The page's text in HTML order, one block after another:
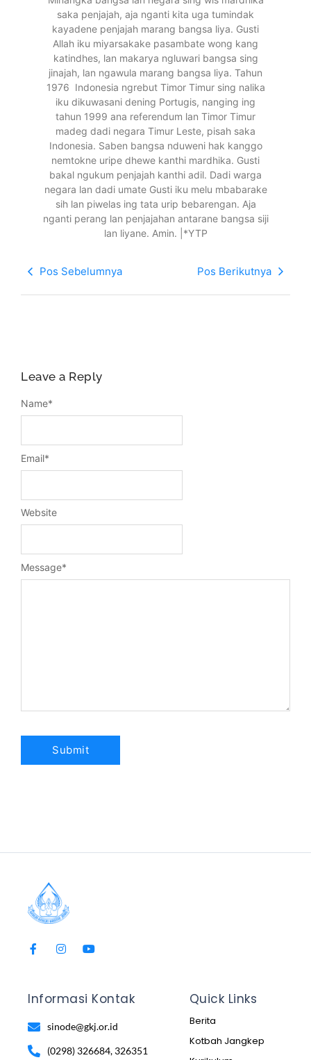
saka penjajah, aja nganti kita uga tumindak
kayadene penjajah marang bangsa liya. Gusti
Allah iku miyarsakake pasambate wong kang
katindhes, lan makarya ngluwari bangsa sing
jinajah, lan ngawula marang bangsa liya. Tahun
1976 Indonesia ngrebut Timor Timur sing nalika
iku dikuwasani dening Portugis, nanging ing
tahun 1999 ana referendum lan Timor Timur
madeg dadi negara Timur Leste, pisah saka
Indonesia. Saben bangsa nduweni hak kanggo
nemtokne uripe dhewe kanthi mardhika. Gusti
bakal ngukum penjajah kanthi adil. Dadi warga
negara lan dadi umate Gusti iku melu mbabarake
sih lan piwelas ing tata urip bebarengan. Aja
nganti perang lan penjajahan antarane bangsa siji
lan liyane. Amin. |*YTP
Pos Sebelumnya Pos Berikutnya
Leave a Reply
Message*
Name*
Email*
Website
Informasi Kontak
sinode@gkj.or.id
(0298) 326684, 326351
Quick Links
Berita
Kotbah Jangkep